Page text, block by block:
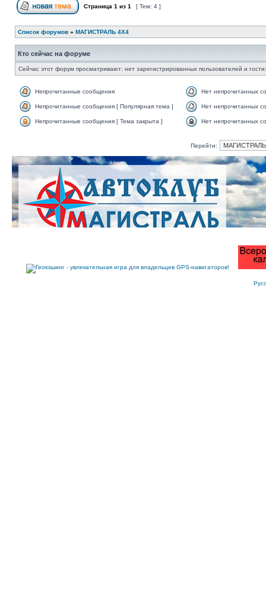
Страница 1 из 1 [ Тем: 4 ]
Список форумов » МАГИСТРАЛЬ 4Х4
Кто сейчас на форуме
Сейчас этот форум просматривают: нет зарегистрированных пользователей и
Непрочитанные сообщения Нет непрочитанных
Непрочитанные сообщения [ Популярная тема ] Нет непрочитанных
Непрочитанные сообщения [ Тема закрыта ] Нет непрочитанных
Перейти: